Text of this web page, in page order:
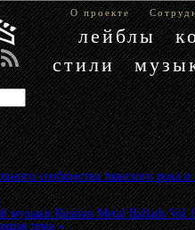
О проекте
лейблы
стили
сообщества тяжелого рока и
»
музыки Russian Metal Ballads Vol.1
тема »